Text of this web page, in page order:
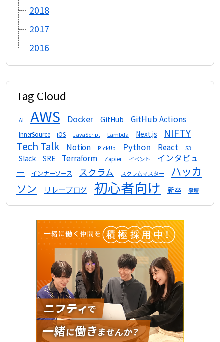
2018
2017
2016
Tag Cloud
AI AWS Docker GitHub GitHub Actions
InnerSource iOS JavaScript Lambda Next.js
NIFTY
Tech Talk
Notion PickUp Python React S3
Slack SRE Terraform Zapier イベント
インタビュ
ー
インナーソース スクラム スクラムマスター
ハッカ
ソン
リレーブログ 初心者向け 新卒 登壇